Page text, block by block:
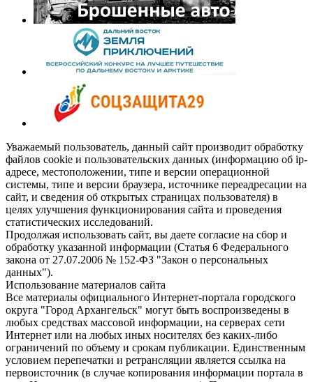
Уважаемый пользователь, данный сайт производит обработку
файлов cookie и пользовательских данных (информацию об ip-
адресе, местоположении, типе и версии операционной
системы, типе и версии браузера, источнике переадресации на
сайт, и сведения об открытых страницах пользователя) в
целях улучшения функционирования сайта и проведения
статистических исследований.
Продолжая использовать сайт, вы даете согласие на сбор и
обработку указанной информации (Статья 6 Федерального
закона от 27.07.2006 № 152-ФЗ "Закон о персональных
данных").
Использование материалов сайта
Все материалы официального Интернет-портала городского
округа "Город Архангельск" могут быть воспроизведены в
любых средствах массовой информации, на серверах сети
Интернет или на любых иных носителях без каких-либо
ограничений по объему и срокам публикации. Единственным
условием перепечатки и ретрансляции является ссылка на
первоисточник (в случае копирования информации портала в